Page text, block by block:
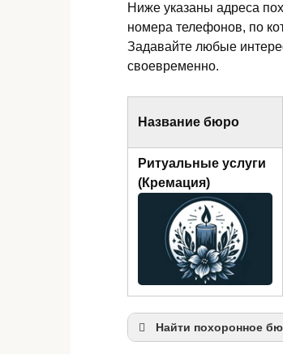
Ниже указаны адреса
номера телефонов, по
Задавайте любые
своевременно.
Название бюро
Ритуальные услуги
(Кремация)
Найти похоронное